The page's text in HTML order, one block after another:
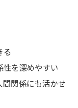
る
を深めやすい
関係にも活かせ